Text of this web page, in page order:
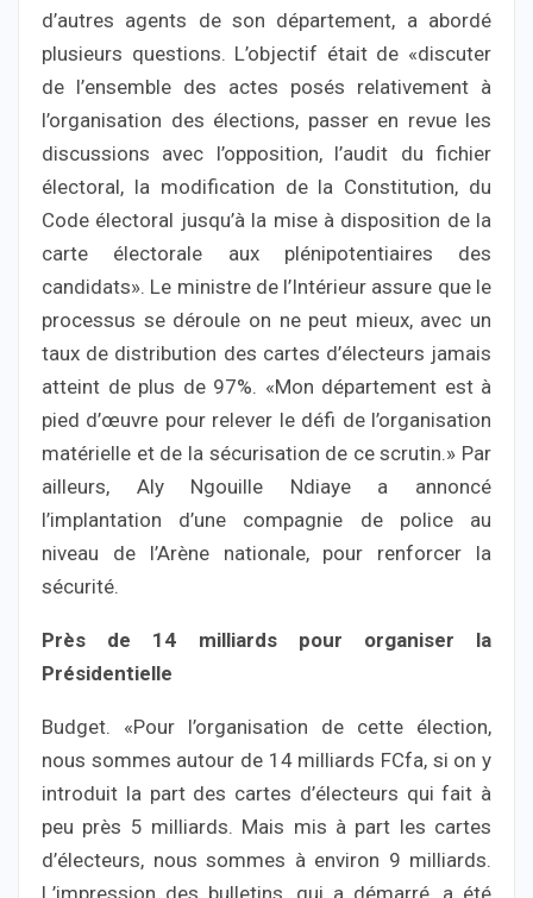
d’autres agents de son département, a abordé
plusieurs questions. L’objectif était de «discuter
de l’ensemble des actes posés relativement à
l’organisation des élections, passer en revue les
discussions avec l’opposition, l’audit du fichier
électoral, la modification de la Constitution, du
Code électoral jusqu’à la mise à disposition de la
carte électorale aux plénipotentiaires des
candidats». Le ministre de l’Intérieur assure que le
processus se déroule on ne peut mieux, avec un
taux de distribution des cartes d’électeurs jamais
atteint de plus de 97%. «Mon département est à
pied d’œuvre pour relever le défi de l’organisation
matérielle et de la sécurisation de ce scrutin.» Par
ailleurs, Aly Ngouille Ndiaye a annoncé
l’implantation d’une compagnie de police au
niveau de l’Arène nationale, pour renforcer la
sécurité.
Près de 14 milliards pour organiser la
Présidentielle
Budget. «Pour l’organisation de cette élection,
nous sommes autour de 14 milliards FCfa, si on y
introduit la part des cartes d’électeurs qui fait à
peu près 5 milliards. Mais mis à part les cartes
d’électeurs, nous sommes à environ 9 milliards.
L’impression des bulletins, qui a démarré, a été